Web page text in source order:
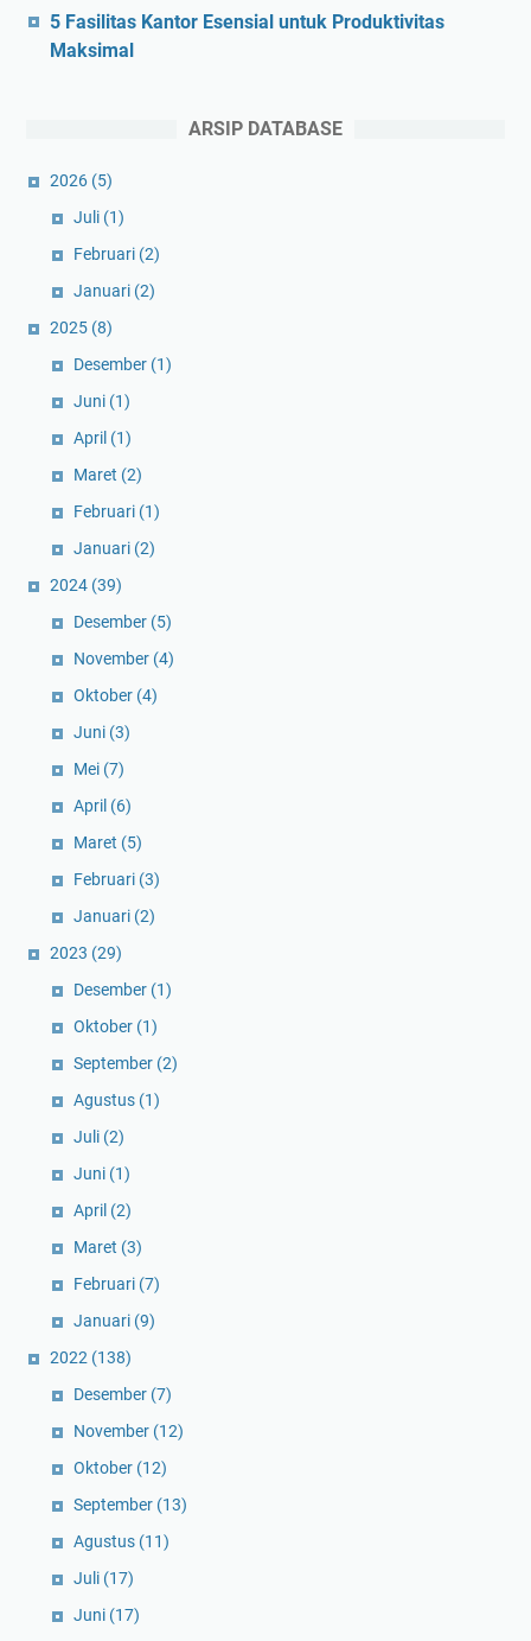
5 Fasilitas Kantor Esensial untuk Produktivitas
Maksimal
ARSIP DATABASE
2026 (5)
Juli (1)
Februari (2)
Januari (2)
2025 (8)
Desember (1)
Juni (1)
April (1)
Maret (2)
Februari (1)
Januari (2)
2024 (39)
Desember (5)
November (4)
Oktober (4)
Juni (3)
Mei (7)
April (6)
Maret (5)
Februari (3)
Januari (2)
2023 (29)
Desember (1)
Oktober (1)
September (2)
Agustus (1)
Juli (2)
Juni (1)
April (2)
Maret (3)
Februari (7)
Januari (9)
2022 (138)
Desember (7)
November (12)
Oktober (12)
September (13)
Agustus (11)
Juli (17)
Juni (17)